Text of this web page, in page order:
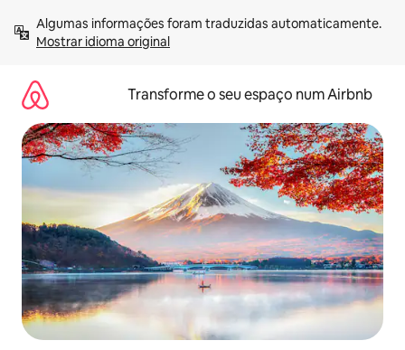
para
Mostrar idioma original
Transforme o seu espaço num Airbnb